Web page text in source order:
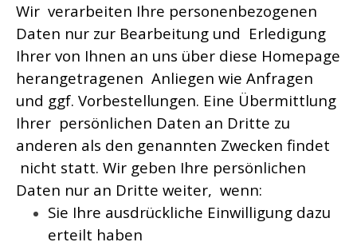
Wir verarbeiten Ihre personenbezogenen
Daten nur zur Bearbeitung und Erledigung
Ihrer von Ihnen an uns über diese Homepage
herangetragenen Anliegen wie Anfragen
und ggf. Vorbestellungen. Eine Übermittlung
Ihrer persönlichen Daten an Dritte zu
anderen als den genannten Zwecken findet
nicht statt. Wir geben Ihre persönlichen
Daten nur an Dritte weiter, wenn:
Sie Ihre ausdrückliche Einwilligung dazu
erteilt haben